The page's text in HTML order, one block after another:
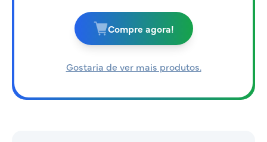
Compre agora!
Gostaria de ver mais produtos.